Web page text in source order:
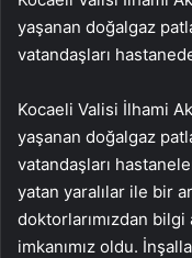
yaşanan doğalgaz
vatandaşları
Kocaeli Valisi İlhami
yaşanan doğalgaz
vatandaşları
yatan yaralılar ile bir
doktorlarımızdan
imkanımız oldu.